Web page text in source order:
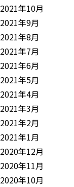
2021年10月
2021年9月
2021年8月
2021年7月
2021年6月
2021年5月
2021年4月
2021年3月
2021年2月
2021年1月
2020年12月
2020年11月
2020年10月